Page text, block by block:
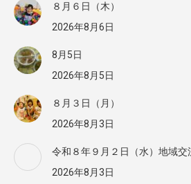
８月６日（木）
2026年8月6日
8月5日
2026年8月5日
８月３日（月）
2026年8月3日
令和８年９月２日（水）地域
2026年8月3日